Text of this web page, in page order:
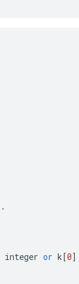
.
integer or k[0]